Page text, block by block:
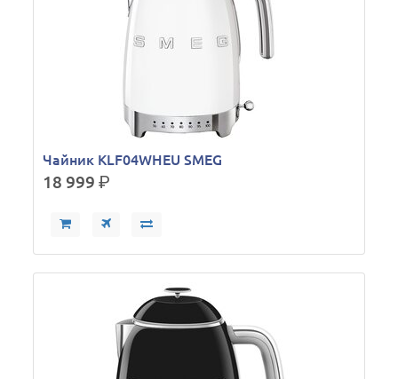
Чайник KLF04WHEU SMEG
18 999р.